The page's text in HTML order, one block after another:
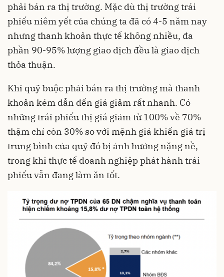
phải bán ra thị trường. Mặc dù thị trường trái
phiếu niêm yết của chúng ta đã có 4-5 năm nay
nhưng thanh khoản thực tế không nhiều, đa
phần 90-95% lượng giao dịch đều là giao dịch
thỏa thuận.
Khi quỹ buộc phải bán ra thị trường mà thanh
khoản kém dẫn đến giá giảm rất nhanh. Có
những trái phiếu thị giá giảm từ 100% về 70%
thậm chí còn 30% so với mệnh giá khiến giá trị
trung bình của quỹ đó bị ảnh hưởng nặng nề,
trong khi thực tế doanh nghiệp phát hành trái
phiếu vẫn đang làm ăn tốt.